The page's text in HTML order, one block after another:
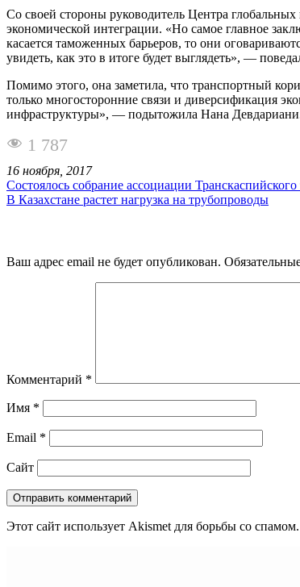
Со своей стороны руководитель Центра глобальных
экономической интеграции. «Но самое главное
касается таможенных барьеров, то они
увидеть, как это в итоге будет выглядеть», —
Помимо этого, она заметила, что транспортный
только многосторонние связи и диверсификация
инфраструктуры», — подытожила Нана
1 787
16 ноября, 2017
Состоялось собрание ассоциации
В Казахстане растет нагрузка на трубопроводы
Ваш адрес email не будет опубликован.
Комментарий *
Имя *
Email *
Сайт
Этот сайт использует Akismet для борьбы со спамом.